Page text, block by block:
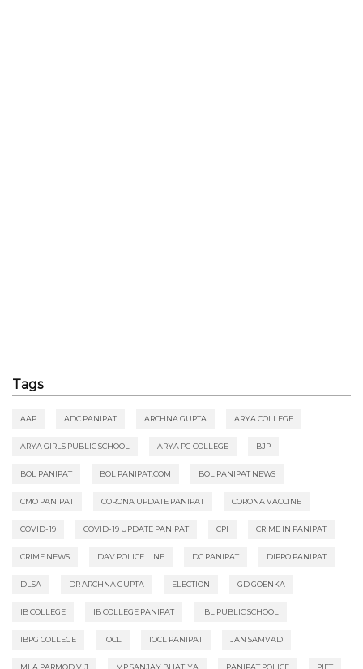
Tags
AAP ADC PANIPAT ARCHNA GUPTA ARYA COLLEGE
ARYA GIRLS PUBLIC SCHOOL ARYA PG COLLEGE BJP
BOL PANIPAT BOL PANIPAT.COM BOL PANIPAT NEWS
CMO PANIPAT CORONA UPDATE PANIPAT CORONA VACCINE
COVID-19 COVID-19 UPDATE PANIPAT CPI CRIME IN PANIPAT
CRIME NEWS DAV POLICE LINE DC PANIPAT DIPRO PANIPAT
DLSA DR ARCHNA GUPTA ELECTION GD GOENKA
IB COLLEGE IB COLLEGE PANIPAT IBL PUBLIC SCHOOL
IBPG COLLEGE IOCL IOCL PANIPAT JAN SAMVAD
MLA PARMOD VIJ MP SANJAY BHATIYA PANIPAT POLICE PIET